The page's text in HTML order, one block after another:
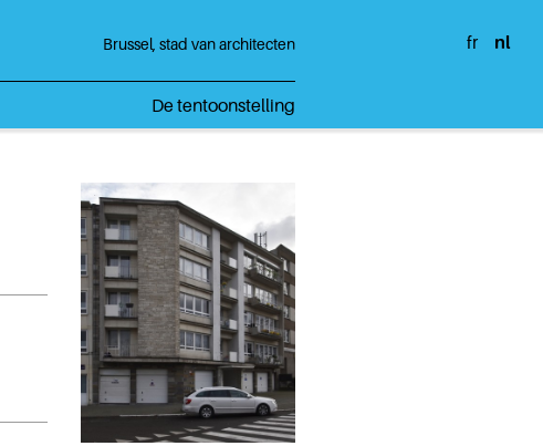
Brussel, stad van architecten
De tentoonstelling
fr nl